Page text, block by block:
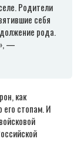
Родители
себя
рода.
—
как
его стопам. И